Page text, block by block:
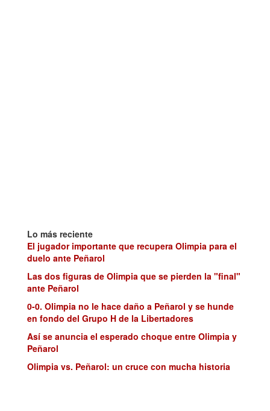
Lo más reciente
El jugador importante que recupera Olimpia para el
duelo ante Peñarol
Las dos figuras de Olimpia que se pierden la "final"
ante Peñarol
0-0. Olimpia no le hace daño a Peñarol y se hunde
en fondo del Grupo H de la Libertadores
Así se anuncia el esperado choque entre Olimpia y
Peñarol
Olimpia vs. Peñarol: un cruce con mucha historia